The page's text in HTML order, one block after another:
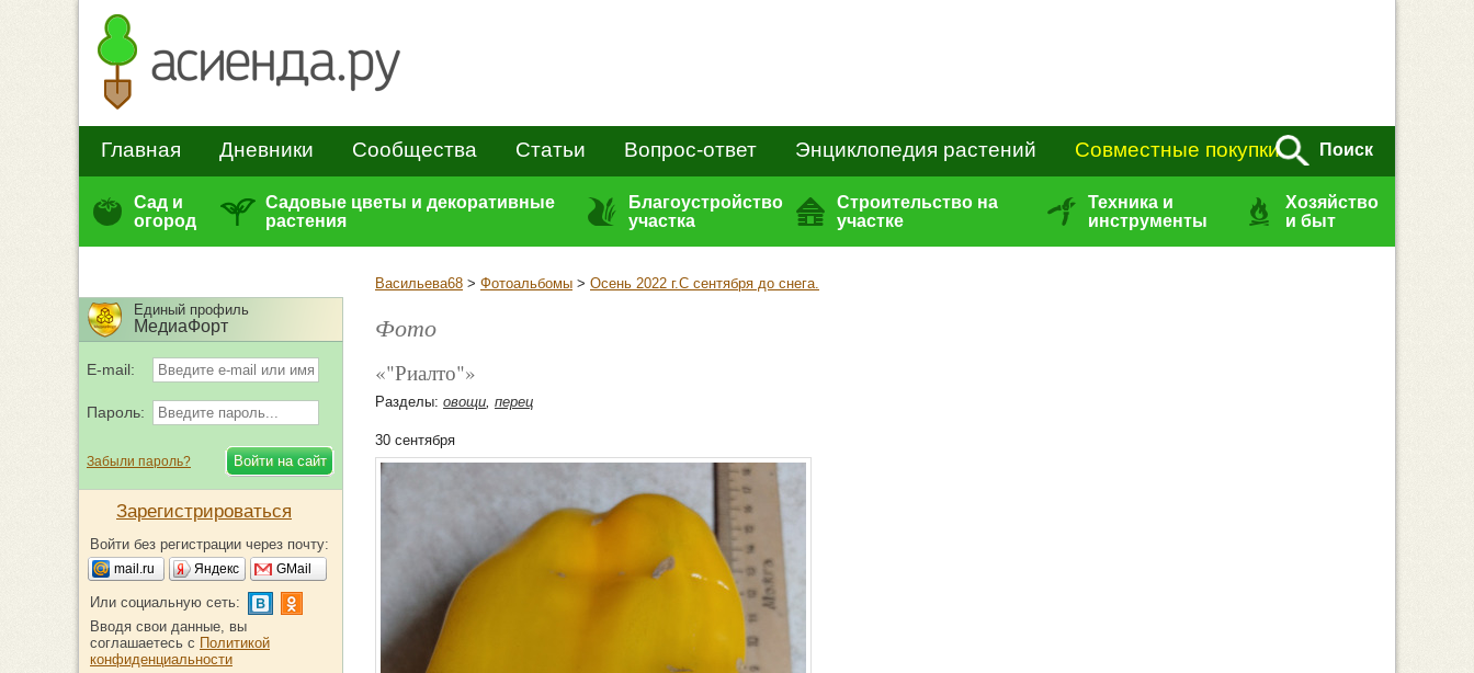
Главная Дневники Сообщества Статьи Вопрос-ответ Энциклопедия растений Совместные покупки Поиск
Сад и
огород
Садовые цветы и декоративные
растения
Благоустройство
участка
Строительство на
участке
Техника и
инструменты
Хозяйство
и быт
Васильева68 > Фотоальбомы > Осень 2022 г.С сентября до снега.
Фото
«"Риалто"»
Разделы: овощи, перец
30 сентября
Единый профиль
МедиаФорт
E-mail:
Пароль:
Забыли пароль?
Зарегистрироваться
Войти без регистрации через почту:
mail.ru Яндекс GMail
Или социальную сеть:
Вводя свои данные, вы
соглашаетесь с Политикой
конфиденциальности